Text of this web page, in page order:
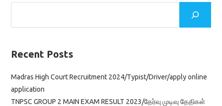
Recent Posts
Madras High Court Recruitment 2024/Typist/Driver/apply online
application
TNPSC GROUP 2 MAIN EXAM RESULT 2023/தேர்வு முடிவு தேதிகள்